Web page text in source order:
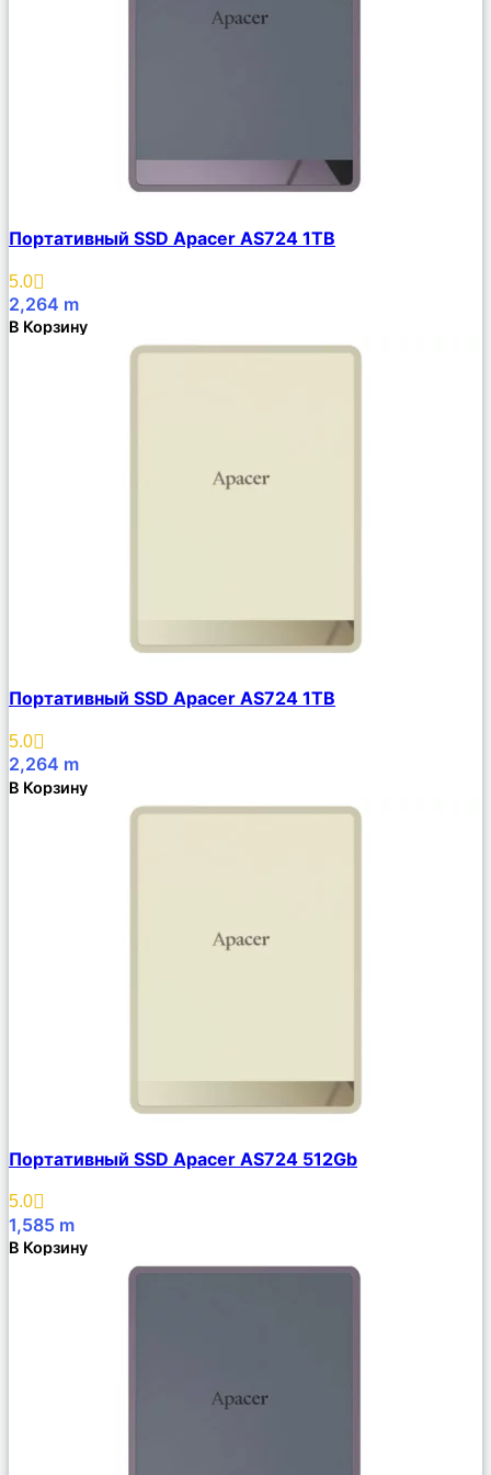
Описание
Избранное
Портативный SSD Apacer AS724 1TB
5.0
2,264 m
В Корзину
Описание
Избранное
Портативный SSD Apacer AS724 1TB
5.0
2,264 m
В Корзину
Описание
Избранное
Портативный SSD Apacer AS724 512Gb
5.0
1,585 m
В Корзину